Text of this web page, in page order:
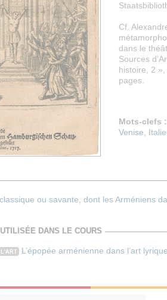
Cf.
dans le
Sources
histoire, 2
pages.
Mots-clefs :
Venise
Italie
ou savante, dont les Arméniens
DANS LE COURS
L'ART L’épopée arménienne dans l’art